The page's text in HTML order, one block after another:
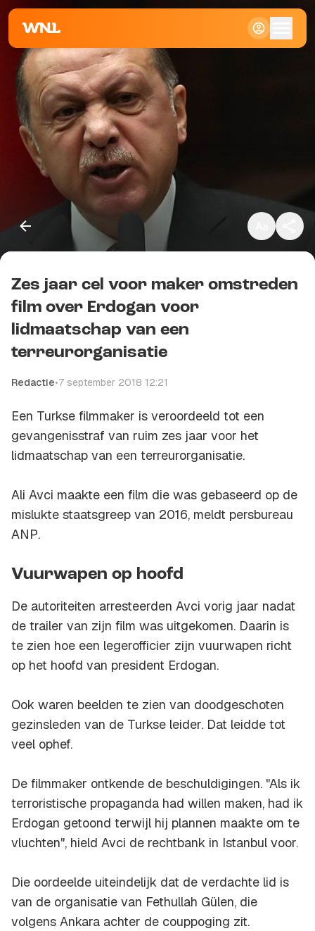
Groot
Kopieer link
Zes jaar cel voor maker omstreden
film over Erdogan voor
lidmaatschap van een
terreurorganisatie
Redactie•7 september 2018 12:21
Een Turkse filmmaker is veroordeeld tot een
gevangenisstraf van ruim zes jaar voor het
lidmaatschap van een terreurorganisatie.
Ali Avci maakte een film die was gebaseerd op de
mislukte staatsgreep van 2016, meldt persbureau
ANP.
Vuurwapen op hoofd
De autoriteiten arresteerden Avci vorig jaar nadat
de trailer van zijn film was uitgekomen. Daarin is
te zien hoe een legerofficier zijn vuurwapen richt
op het hoofd van president Erdogan.
Ook waren beelden te zien van doodgeschoten
gezinsleden van de Turkse leider. Dat leidde tot
veel ophef.
De filmmaker ontkende de beschuldigingen. "Als ik
terroristische propaganda had willen maken, had ik
Erdogan getoond terwijl hij plannen maakte om te
vluchten", hield Avci de rechtbank in Istanbul voor.
Die oordeelde uiteindelijk dat de verdachte lid is
van de organisatie van Fethullah Gülen, die
volgens Ankara achter de couppoging zit.